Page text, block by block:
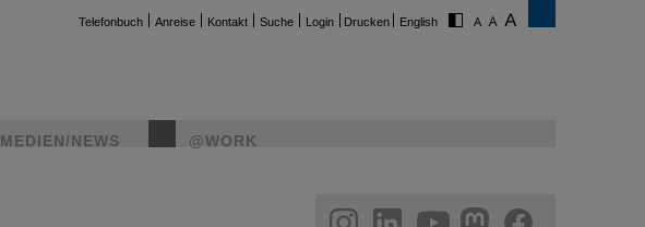
Telefonbuch Anreise Kontakt Suche Login Drucken English
MEDIEN/NEWS @WORK
helmholtz.social
facebook